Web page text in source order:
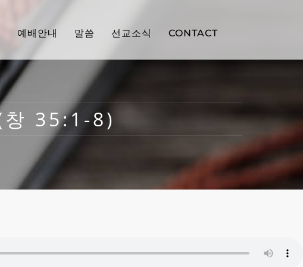
예배안내 말씀 선교소식 CONTACT
창 35:1-8)